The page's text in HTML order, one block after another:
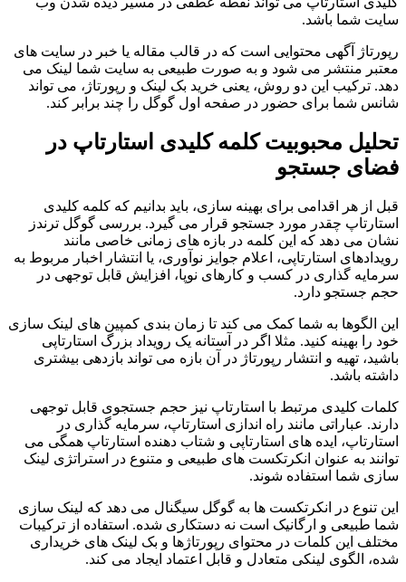
سایت شما باشد.
رپورتاژ آگهی محتوایی است که در قالب مقاله یا خبر در سایت های
معتبر منتشر می شود و به صورت طبیعی به سایت شما لینک می
دهد. ترکیب این دو روش، یعنی خرید بک لینک و رپورتاژ، می تواند
شانس شما برای حضور در صفحه اول گوگل را چند برابر کند.
تحلیل محبوبیت کلمه کلیدی استارتاپ در
فضای جستجو
قبل از هر اقدامی برای بهینه سازی، باید بدانیم که کلمه کلیدی
استارتاپ چقدر مورد جستجو قرار می گیرد. بررسی گوگل ترندز
نشان می دهد که این کلمه در بازه های زمانی خاصی مانند
رویدادهای استارتاپی، اعلام جوایز نوآوری، یا انتشار اخبار مربوط به
سرمایه گذاری در کسب و کارهای نوپا، افزایش قابل توجهی در
حجم جستجو دارد.
این الگوها به شما کمک می کند تا زمان بندی کمپین های لینک سازی
خود را بهینه کنید. مثلا اگر در آستانه یک رویداد بزرگ استارتاپی
باشید، تهیه و انتشار رپورتاژ در آن بازه می تواند بازدهی بیشتری
داشته باشد.
کلمات کلیدی مرتبط با استارتاپ نیز حجم جستجوی قابل توجهی
دارند. عباراتی مانند راه اندازی استارتاپ، سرمایه گذاری در
استارتاپ، ایده های استارتاپی و شتاب دهنده استارتاپ همگی می
توانند به عنوان انکرتکست های طبیعی و متنوع در استراتژی لینک
سازی شما استفاده شوند.
این تنوع در انکرتکست ها به گوگل سیگنال می دهد که لینک سازی
شما طبیعی و ارگانیک است نه دستکاری شده. استفاده از ترکیبات
مختلف این کلمات در محتوای رپورتاژها و بک لینک های خریداری
شده، الگوی لینکی متعادل و قابل اعتماد ایجاد می کند.